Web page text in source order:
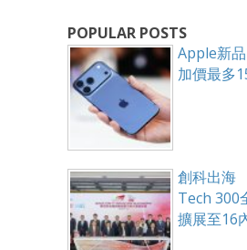
POPULAR POSTS
Apple新
加價最多
創科出海
Tech 300
擴展至16